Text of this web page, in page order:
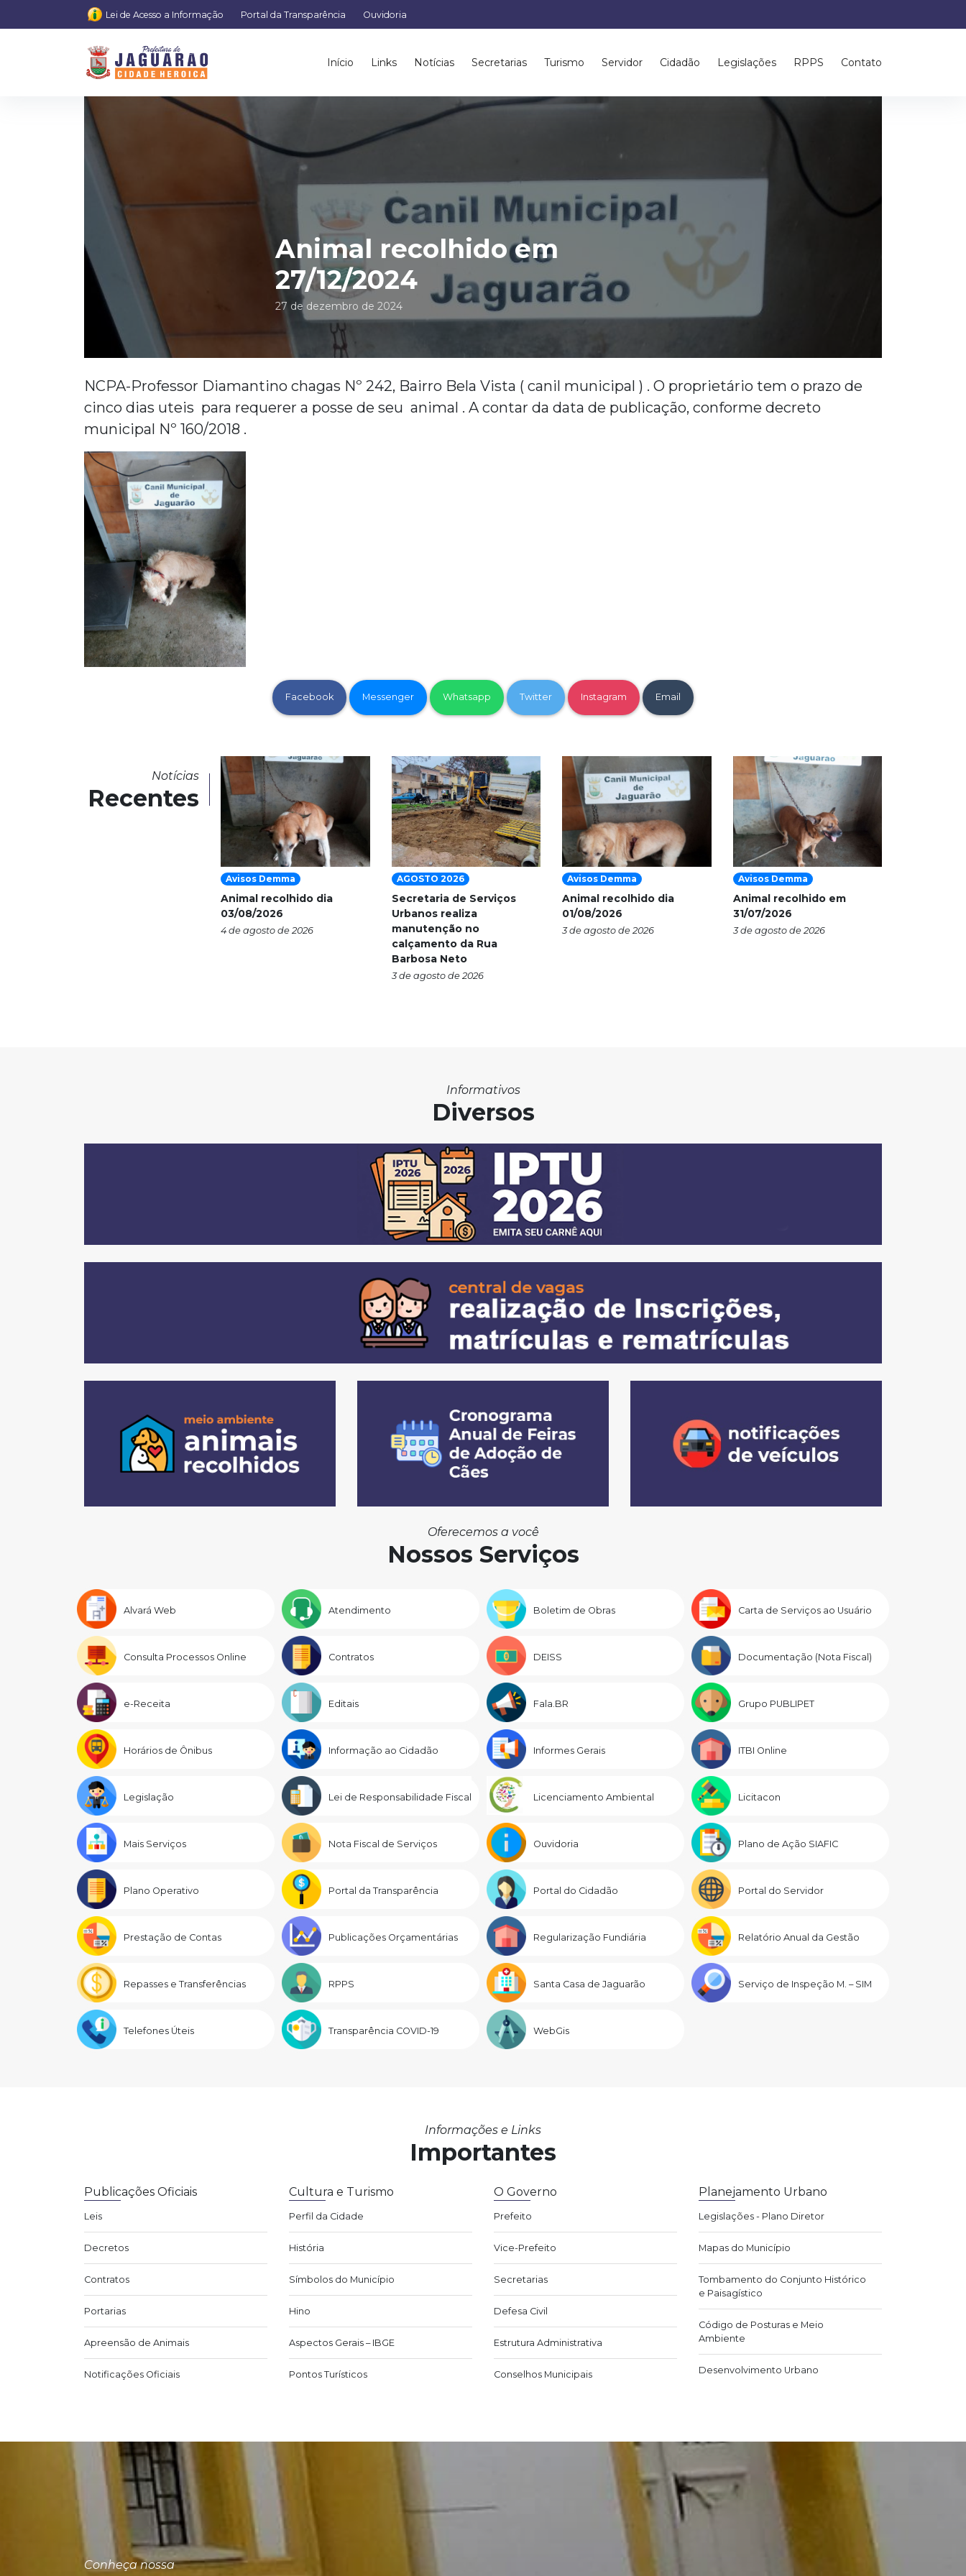
Lei de Acesso a Informação Portal da Transparência Ouvidoria
Início Links Notícias Secretarias Turismo Servidor Cidadão Legislações RPPS Contato
Animal recolhido em
27/12/2024
27 de dezembro de 2024
NCPA-Professor Diamantino chagas Nº 242, Bairro Bela Vista ( canil municipal ) . O proprietário tem o prazo de
cinco dias uteis para requerer a posse de seu animal . A contar da data de publicação, conforme decreto
municipal Nº 160/2018 .
Facebook Messenger Whatsapp Twitter Instagram Email
Notícias
Recentes
Avisos Demma
Animal recolhido dia
03/08/2026
4 de agosto de 2026
AGOSTO 2026
Secretaria de Serviços
Urbanos realiza
manutenção no
calçamento da Rua
Barbosa Neto
3 de agosto de 2026
Avisos Demma
Animal recolhido dia
01/08/2026
3 de agosto de 2026
Avisos Demma
Animal recolhido em
31/07/2026
3 de agosto de 2026
Informativos
Diversos
Oferecemos a você
Nossos Serviços
Alvará Web Atendimento Boletim de Obras Carta de Serviços ao Usuário
Consulta Processos Online Contratos DEISS Documentação (Nota Fiscal)
e-Receita Editais Fala.BR Grupo PUBLIPET
Horários de Ônibus Informação ao Cidadão Informes Gerais ITBI Online
Legislação Lei de Responsabilidade Fiscal Licenciamento Ambiental Licitacon
Mais Serviços Nota Fiscal de Serviços Ouvidoria Plano de Ação SIAFIC
Plano Operativo Portal da Transparência Portal do Cidadão Portal do Servidor
Prestação de Contas Publicações Orçamentárias Regularização Fundiária Relatório Anual da Gestão
Repasses e Transferências RPPS Santa Casa de Jaguarão Serviço de Inspeção M. – SIM
Telefones Úteis Transparência COVID-19 WebGis
Informações e Links
Importantes
Publicações Oficiais
Leis
Decretos
Contratos
Portarias
Apreensão de Animais
Notificações Oficiais
Cultura e Turismo
Perfil da Cidade
História
Símbolos do Município
Hino
Aspectos Gerais – IBGE
Pontos Turísticos
O Governo
Prefeito
Vice-Prefeito
Secretarias
Defesa Civil
Estrutura Administrativa
Conselhos Municipais
Planejamento Urbano
Legislações - Plano Diretor
Mapas do Município
Tombamento do Conjunto Histórico
e Paisagístico
Código de Posturas e Meio
Ambiente
Desenvolvimento Urbano
Conheça nossa